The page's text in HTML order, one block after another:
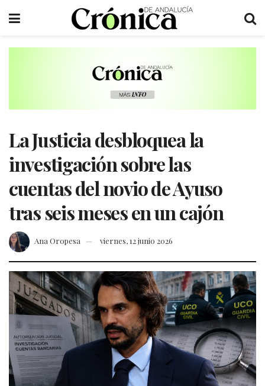
La Justicia desbloquea la
investigación sobre las
cuentas del novio de Ayuso
tras seis meses en un cajón
Ana Oropesa viernes, 12 junio 2026